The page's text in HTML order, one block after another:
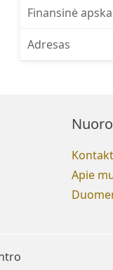
Finansinė
Adresas
Apie